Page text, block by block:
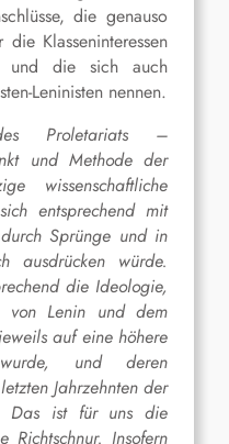
die genauso
Klasseninteressen
und die sich auch
Leninisten nennen.
Proletariats –
und Methode der
wissenschaftliche
entsprechend mit
Sprünge und in
ausdrücken würde.
die Ideologie,
Lenin und dem
auf eine höhere
und deren
Jahrzehnten der
Das ist für uns die
Richtschnur. Insofern